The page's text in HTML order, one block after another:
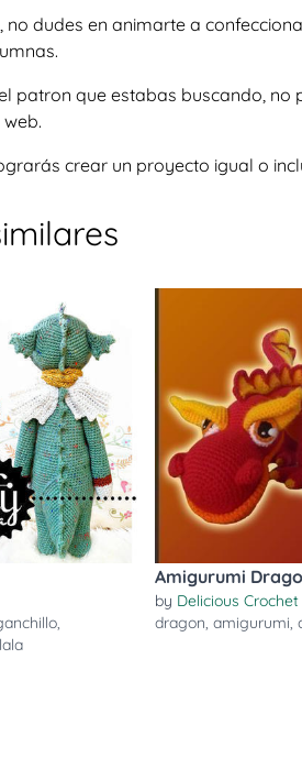
no dudes en animarte a
patron que estabas buscando,
crear un proyecto igual o
,
Amigurumi
by Delicious Crochet
dragon, amigurumi,